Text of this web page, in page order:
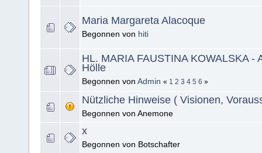
Maria Margareta Alacoque
Begonnen von hiti
HL. MARIA FAUSTINA KOWALSKA -
Hölle
Begonnen von Admin « 1 2 3 4 5 6 »
Nützliche Hinweise ( Visionen,
Begonnen von Anemone
x
Begonnen von Botschafter